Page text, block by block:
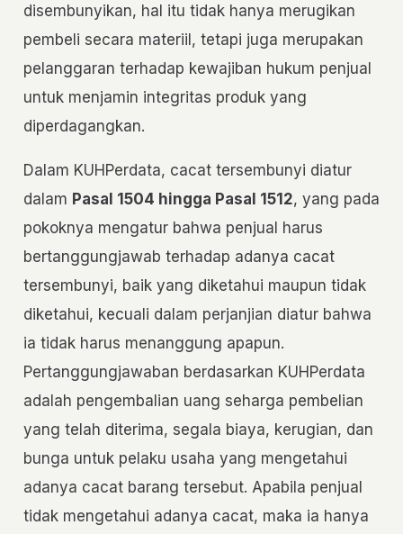
disembunyikan, hal itu tidak hanya merugikan
pembeli secara materiil, tetapi juga merupakan
pelanggaran terhadap kewajiban hukum penjual
untuk menjamin integritas produk yang
diperdagangkan.
Dalam KUHPerdata, cacat tersembunyi diatur
dalam Pasal 1504 hingga Pasal 1512, yang pada
pokoknya mengatur bahwa penjual harus
bertanggungjawab terhadap adanya cacat
tersembunyi, baik yang diketahui maupun tidak
diketahui, kecuali dalam perjanjian diatur bahwa
ia tidak harus menanggung apapun.
Pertanggungjawaban berdasarkan KUHPerdata
adalah pengembalian uang seharga pembelian
yang telah diterima, segala biaya, kerugian, dan
bunga untuk pelaku usaha yang mengetahui
adanya cacat barang tersebut. Apabila penjual
tidak mengetahui adanya cacat, maka ia hanya